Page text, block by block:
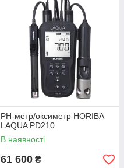
PH-метр/оксиметр HORIBA
LAQUA PD210
В наявності
61 600 ₴